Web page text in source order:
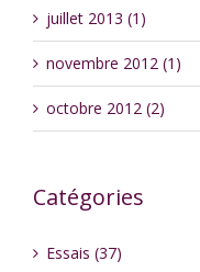
juillet 2013 (1)
novembre 2012 (1)
octobre 2012 (2)
Catégories
Essais (37)